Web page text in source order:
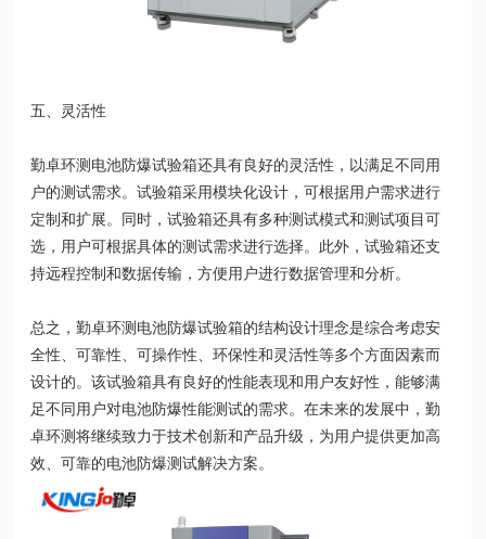
五、灵活性
勤卓环测电池防爆试验箱还具有良好的灵活性，以满足不同用
户的测试需求。试验箱采用模块化设计，可根据用户需求进行
定制和扩展。同时，试验箱还具有多种测试模式和测试项目可
选，用户可根据具体的测试需求进行选择。此外，试验箱还支
持远程控制和数据传输，方便用户进行数据管理和分析。
总之，勤卓环测电池防爆试验箱的结构设计理念是综合考虑安
全性、可靠性、可操作性、环保性和灵活性等多个方面因素而
设计的。该试验箱具有良好的性能表现和用户友好性，能够满
足不同用户对电池防爆性能测试的需求。在未来的发展中，勤
卓环测将继续致力于技术创新和产品升级，为用户提供更加高
效、可靠的电池防爆测试解决方案。